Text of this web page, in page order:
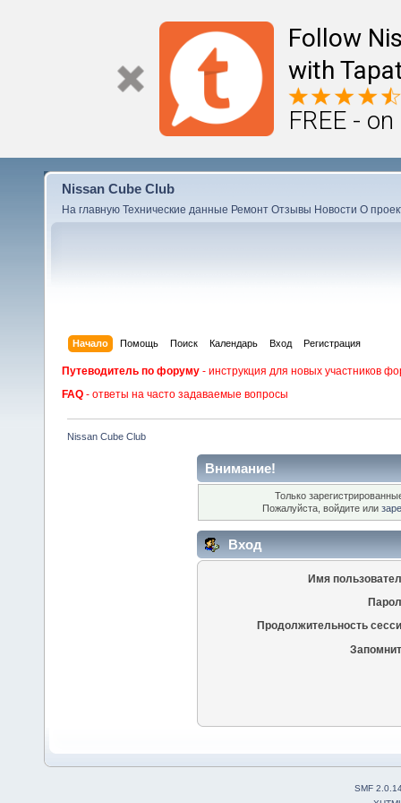
Follow
with
FREE -
Nissan Cube Club
На главную Технические данные Ремонт Отзывы Новости О
Начало Помощь Поиск Календарь Вход Регистрация
Путеводитель по форуму - инструкция для новых участников
FAQ - ответы на часто задаваемые вопросы
Nissan Cube Club
Внимание!
Только
Пожалуйста, войдите или
Вход
Имя
Продолжительность
SMF